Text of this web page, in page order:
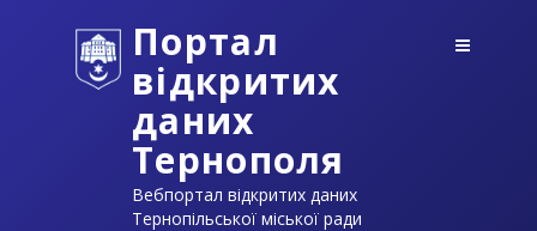
Портал
відкритих
даних
Тернополя
Вебпортал відкритих даних
Тернопільської міської ради